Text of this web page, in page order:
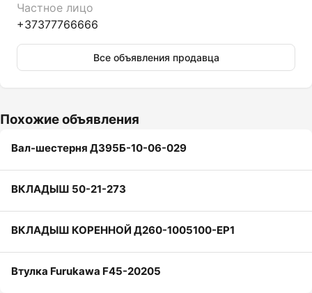
Частное лицо
+37377766666
Все объявления продавца
Похожие объявления
Вал-шестерня ДЗ95Б-10-06-029
ВКЛАДЫШ 50-21-273
ВКЛАДЫШ КОРЕННОЙ Д260-1005100-ЕР1
Втулка Furukawa F45-20205